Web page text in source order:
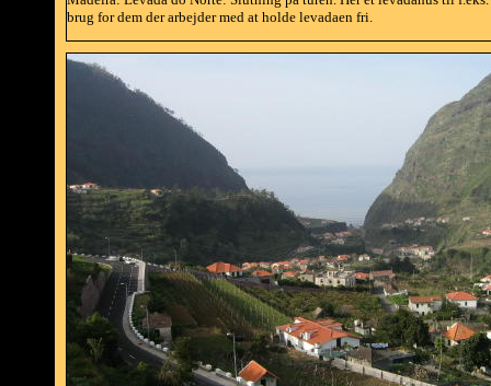
brug for dem der arbejder med at holde levadaen fri.